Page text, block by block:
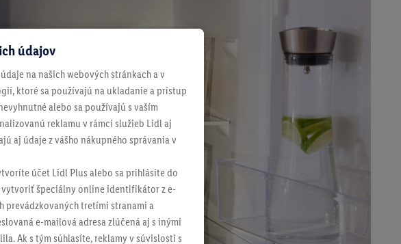
údajov
na našich webových stránkach a v
ktoré sa používajú na ukladanie a prístup
alebo sa používajú s vaším
reklamu v rámci služieb Lidl aj
aj údaje z vášho nákupného správania v
účet Lidl Plus alebo sa prihlásite do
vytvoriť špeciálny online identifikátor z e-
prevádzkovaných tretími stranami a
e-mailová adresa zlúčená aj s inými
Ak s tým súhlasíte, reklamy v súvislosti s